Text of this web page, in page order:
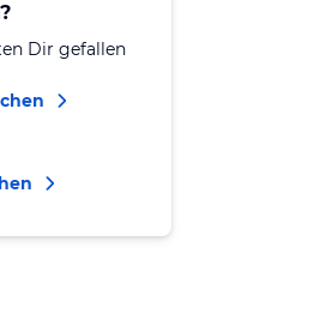
Dir gefallen